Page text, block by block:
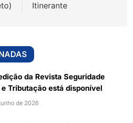
Itinerante
da Revista Seguridade
Tributação está disponível
de 2026